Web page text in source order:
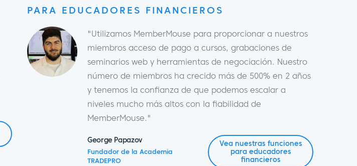
PARA EDUCADORES FINANCIEROS
"Utilizamos MemberMouse para proporcionar a nuestros
miembros acceso de pago a cursos, grabaciones de
seminarios web y herramientas de negociación. Nuestro
número de miembros ha crecido más de 500% en 2 años
y tenemos la confianza de que podemos escalar a
niveles mucho más altos con la fiabilidad de
MemberMouse."
George Papazov
Fundador de la Academia
TRADEPRO
Vea nuestras funciones
para educadores
financieros